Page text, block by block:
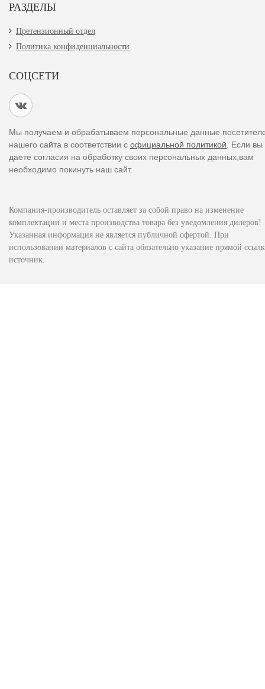
РАЗДЕЛЫ
Претензионный отдел
Политика конфиденциальности
СОЦСЕТИ
Мы получаем и обрабатываем персональные данные
нашего сайта в соответствии с официальной политикой . Если
даете согласия на обработку своих персональных данных,вам
необходимо покинуть наш сайт.
Компания-производитель оставляет за собой право на изменение
комплектации и места производства товара без уведомления дилеров!
Указанная информация не является публичной офертой. При
использовании материалов с сайта обязательно указание прямой
источник.